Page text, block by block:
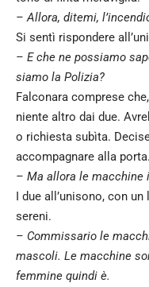
– Allora, ditemi,
Si sentì rispondere
– E che ne possiamo
siamo la Polizia?
Falconara comprese
niente altro dai due.
o richiesta subìta.
accompagnare alla
– Ma allora le macchine
I due all’unisono, con
sereni.
– Commissario le
mascoli. Le macchine
femmine quindi è.